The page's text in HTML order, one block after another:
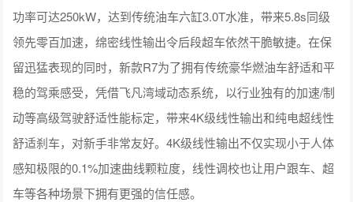
功率可达250kW，达到传统油车六缸3.0T水准，带来5.8s同级
领先零百加速，绵密线性输出令后段超车依然干脆敏捷。在保
留迅猛表现的同时，新款R7为了拥有传统豪华燃油车舒适和平
稳的驾乘感受，凭借飞凡湾域动态系统，以行业独有的加速/制
动等高级驾驶舒适性能标定，带来4K级线性输出和纯电超线性
舒适刹车，对新手非常友好。4K级线性输出不仅实现小于人体
感知极限的0.1%加速曲线颗粒度，线性调校也让用户跟车、超
车等各种场景下拥有更强的信任感。